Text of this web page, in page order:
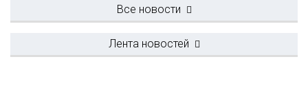
Все новости
Лента новостей